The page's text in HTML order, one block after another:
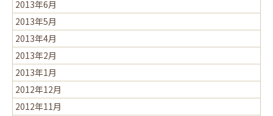
2013年6月
2013年5月
2013年4月
2013年2月
2013年1月
2012年12月
2012年11月